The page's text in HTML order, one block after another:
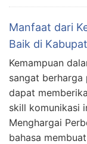
Manfaat dari
Baik di
Kemampuan
sangat berharga
dapat
skill komunikasi
Menghargai
bahasa